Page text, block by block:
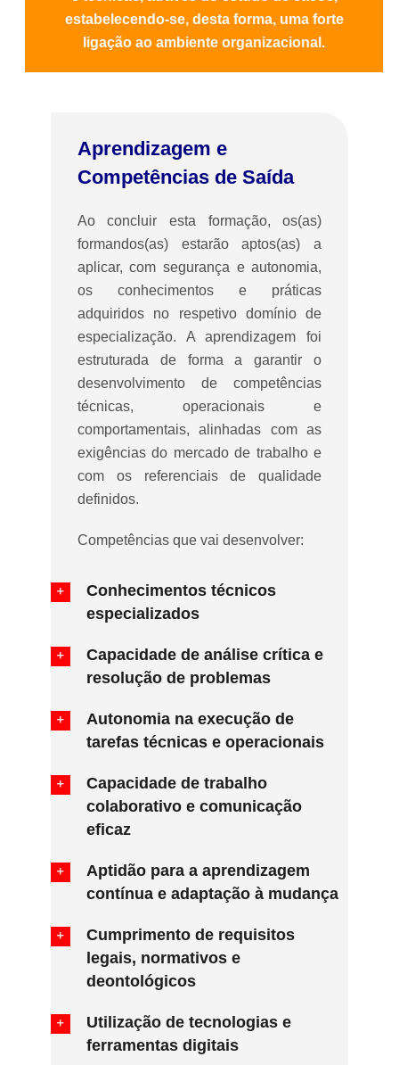
estabelecendo-se, desta forma, uma forte
ligação ao ambiente organizacional.
Aprendizagem e
Competências de Saída
Ao concluir esta formação, os(as)
formandos(as) estarão aptos(as) a
aplicar, com segurança e autonomia,
os conhecimentos e práticas
adquiridos no respetivo domínio de
especialização. A aprendizagem foi
estruturada de forma a garantir o
desenvolvimento de competências
técnicas, operacionais e
comportamentais, alinhadas com as
exigências do mercado de trabalho e
com os referenciais de qualidade
definidos.
Competências que vai desenvolver:
Conhecimentos técnicos
especializados
Capacidade de análise crítica e
resolução de problemas
Autonomia na execução de
tarefas técnicas e operacionais
Capacidade de trabalho
colaborativo e comunicação
eficaz
Aptidão para a aprendizagem
contínua e adaptação à mudança
Cumprimento de requisitos
legais, normativos e
deontológicos
Utilização de tecnologias e
ferramentas digitais